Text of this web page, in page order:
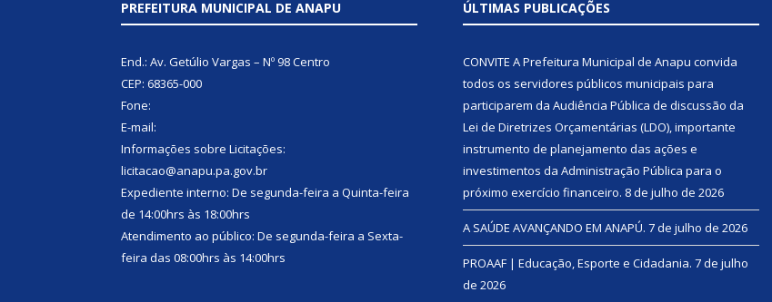
PREFEITURA MUNICIPAL DE ANAPU
End.: Av. Getúlio Vargas – Nº 98 Centro
CEP: 68365-000
Fone:
E-mail:
Informações sobre Licitações:
licitacao@anapu.pa.gov.br
Expediente interno: De segunda-feira a Quinta-feira
de 14:00hrs às 18:00hrs
Atendimento ao público: De segunda-feira a Sexta-
feira das 08:00hrs às 14:00hrs
ÚLTIMAS PUBLICAÇÕES
CONVITE A Prefeitura Municipal de Anapu convida
todos os servidores públicos municipais para
participarem da Audiência Pública de discussão da
Lei de Diretrizes Orçamentárias (LDO), importante
instrumento de planejamento das ações e
investimentos da Administração Pública para o
próximo exercício financeiro. 8 de julho de 2026
A SAÚDE AVANÇANDO EM ANAPÚ. 7 de julho de 2026
PROAAF | Educação, Esporte e Cidadania. 7 de julho
de 2026